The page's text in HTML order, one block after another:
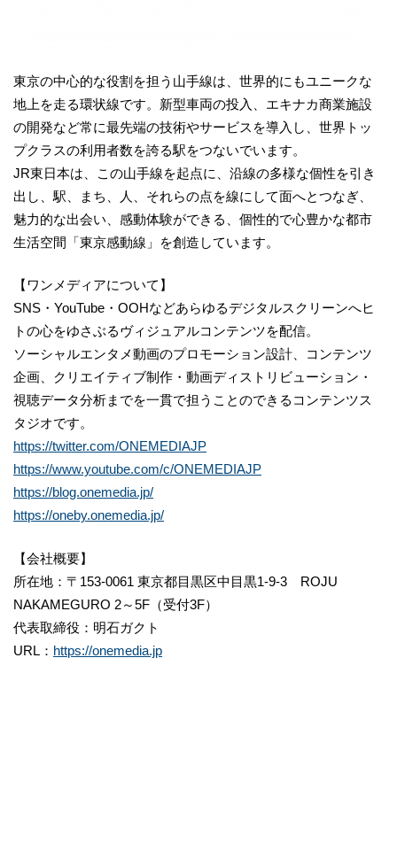
東京の中心的な役割を担う山手線は、世界的にもユニークな
地上を走る環状線です。新型車両の投入、エキナカ商業施設
の開発など常に最先端の技術やサービスを導入し、世界トッ
プクラスの利用者数を誇る駅をつないでいます。
JR東日本は、この山手線を起点に、沿線の多様な個性を引き
出し、駅、まち、人、それらの点を線にして面へとつなぎ、
魅力的な出会い、感動体験ができる、個性的で心豊かな都市
生活空間「東京感動線」を創造しています。
【ワンメディアについて】
SNS・YouTube・OOHなどあらゆるデジタルスクリーンへヒ
トの心をゆさぶるヴィジュアルコンテンツを配信。
ソーシャルエンタメ動画のプロモーション設計、コンテンツ
企画、クリエイティブ制作・動画ディストリビューション・
視聴データ分析までを一貫で担うことのできるコンテンツス
タジオです。
https://twitter.com/ONEMEDIAJP
https://www.youtube.com/c/ONEMEDIAJP
https://blog.onemedia.jp/
https://oneby.onemedia.jp/
【会社概要】
所在地：〒153-0061 東京都目黒区中目黒1-9-3 ROJU
NAKAMEGURO 2～5F（受付3F）
代表取締役：明石ガクト
URL： https://onemedia.jp